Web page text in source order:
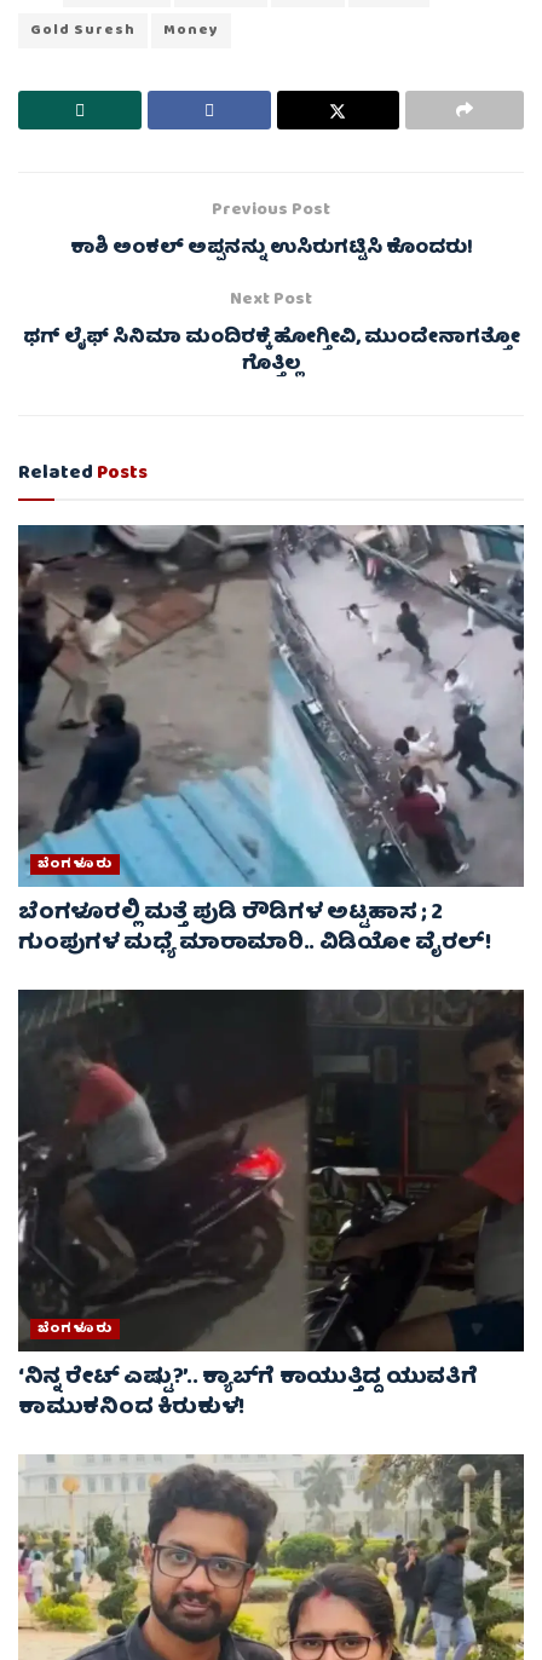
Gold Suresh
Money
Previous Post
ಕಾಶಿ ಅಂಕಲ್ ಅಪ್ಪನನ್ನು ಉಸಿರುಗಟ್ಟಿಸಿ ಕೊಂದರು!
Next Post
ಥಗ್ ಲೈಫ್ ಸಿನಿಮಾ ಮಂದಿರಕ್ಕೆ ಹೋಗ್ತೀವಿ, ಮುಂದೇನಾಗತ್ತೋ
ಗೊತ್ತಿಲ್ಲ
RelatedPosts
ಬೆಂಗಳೂರು
ಬೆಂಗಳೂರಲ್ಲಿ ಮತ್ತೆ ಪುಡಿ ರೌಡಿಗಳ ಅಟ್ಟಹಾಸ ; 2
ಗುಂಪುಗಳ ಮಧ್ಯೆ ಮಾರಾಮಾರಿ.. ವಿಡಿಯೋ ವೈರಲ್‌!
ಬೆಂಗಳೂರು
‘ನಿನ್ನ ರೇಟ್‌ ಎಷ್ಟು?’.. ಕ್ಯಾಬ್‌ಗೆ ಕಾಯುತ್ತಿದ್ದ ಯುವತಿಗೆ
ಕಾಮುಕನಿಂದ ಕಿರುಕುಳ!